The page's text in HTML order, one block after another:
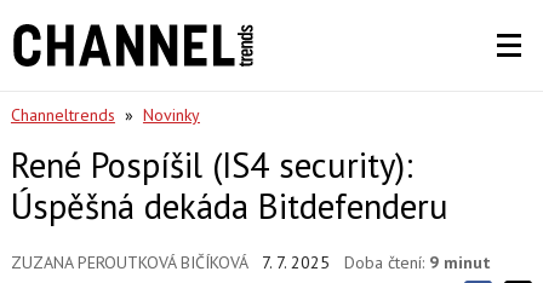
Channeltrends » Novinky
René Pospíšil (IS4 security):
Úspěšná dekáda Bitdefenderu
ZUZANA PEROUTKOVÁ BIČÍKOVÁ 7. 7. 2025 Doba čtení: 9 minut